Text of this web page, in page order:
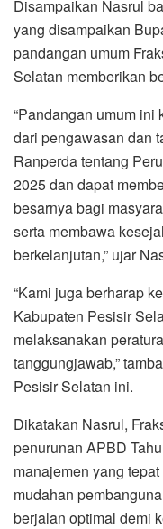
Disampaikan Nasrul
yang disampaikan
pandangan umum
Selatan memberikan
“Pandangan umum
dari pengawasan dan
Ranperda tentang
2025 dan dapat
besarnya bagi
serta membawa
berkelanjutan,” ujar
“Kami juga berharap
Kabupaten Pesisir
melaksanakan
tanggungjawab,”
Pesisir Selatan ini.
Dikatakan Nasrul,
penurunan APBD
manajemen yang
mudahan
berjalan optimal demi